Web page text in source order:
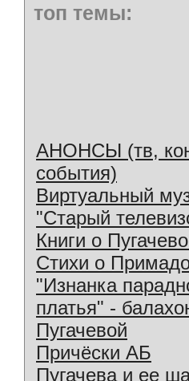
топ темы:
АНОНСЫ (тв,
события)
Виртуальный
"Старый
Книги о
Стихи о
"Изнанка
платья" -
Пугачевой
Причёски АБ
Пугачева и ее